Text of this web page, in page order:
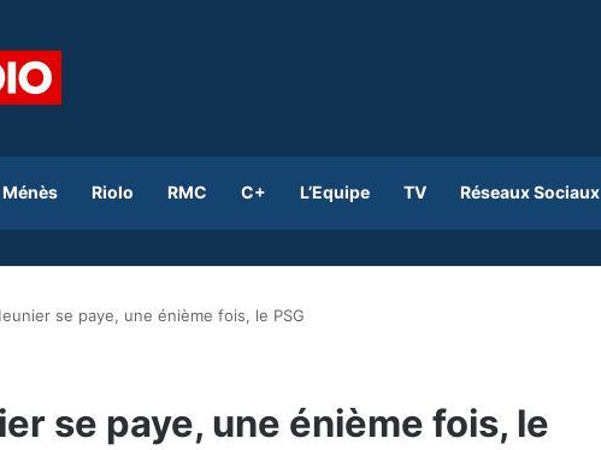
Ménès Riolo RMC C+ L’Equipe TV Réseaux Sociaux
se paye, une énième fois, le PSG
se paye, une énième fois, le